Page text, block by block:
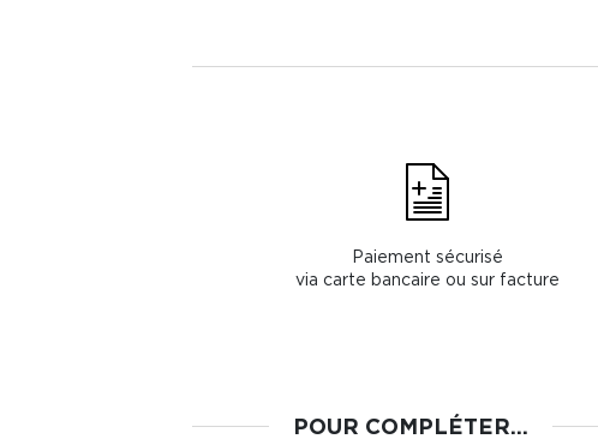
Paiement sécurisé
via carte bancaire ou sur facture
POUR COMPLÉTER...